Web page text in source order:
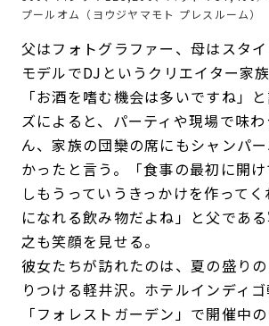
プールオム（ヨウジヤマモト プレスルーム）
父はフォトグラファー、母はスタ
モデルでDJというクリエイター家族
「お酒を嗜む機会は多いですね」
ズによると、パーティや現場で味
ん、家族の団欒の席にもシャンパ
かったと言う。「食事の最初に開
しもうっていうきっかけを作って
になれる飲み物だよね」と父であ
之も笑顔を見せる。
彼女たちが訪れたのは、夏の盛り
りつける軽井沢。ホテルインディ
「フォレストガーデン」で開催中